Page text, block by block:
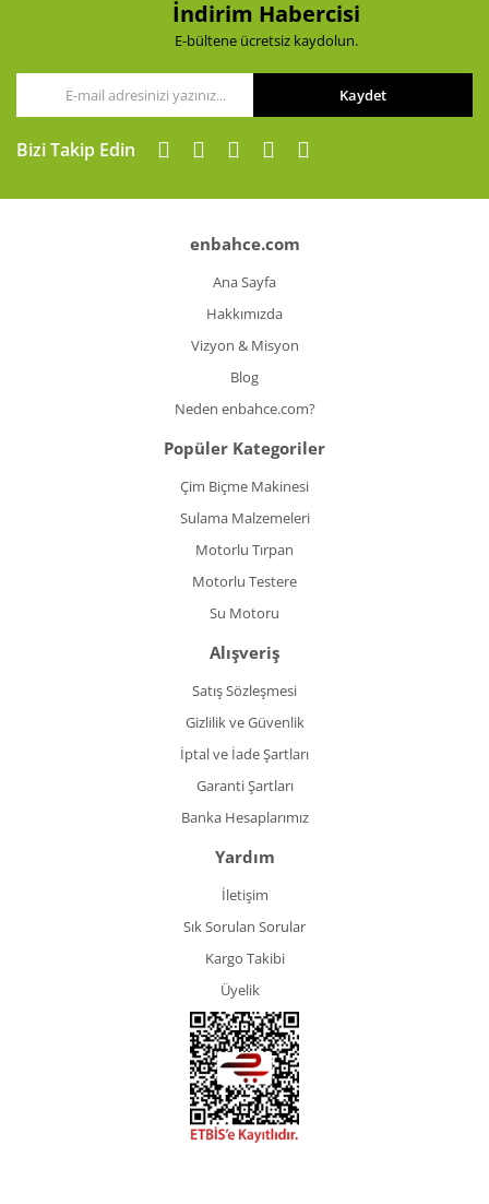
Gönder
İndirim Habercisi
E-bültene ücretsiz kaydolun.
Kaydet
Bizi Takip Edin
enbahce.com
Ana Sayfa
Hakkımızda
Vizyon & Misyon
Blog
Neden enbahce.com?
Popüler Kategoriler
Çim Biçme Makinesi
Sulama Malzemeleri
Motorlu Tırpan
Motorlu Testere
Su Motoru
Alışveriş
Satış Sözleşmesi
Gizlilik ve Güvenlik
İptal ve İade Şartları
Garanti Şartları
Banka Hesaplarımız
Yardım
İletişim
Sık Sorulan Sorular
Kargo Takibi
Üyelik